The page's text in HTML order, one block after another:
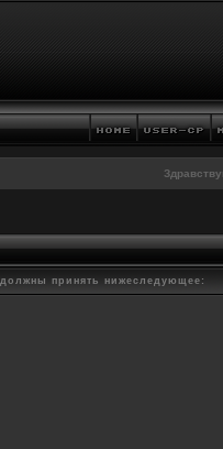
принять нижеследующее: